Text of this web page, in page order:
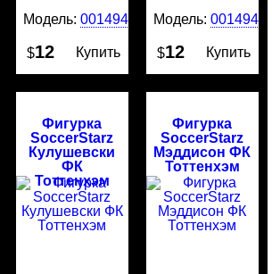
Модель:0014945
$12 Купить
Модель: 0014944
$12 Купить
Фигурка
SoccerStarz
Кулушевски
ФК
Тоттенхэм
Фигурка
SoccerStarz
Мэддисон ФК
Тоттенхэм